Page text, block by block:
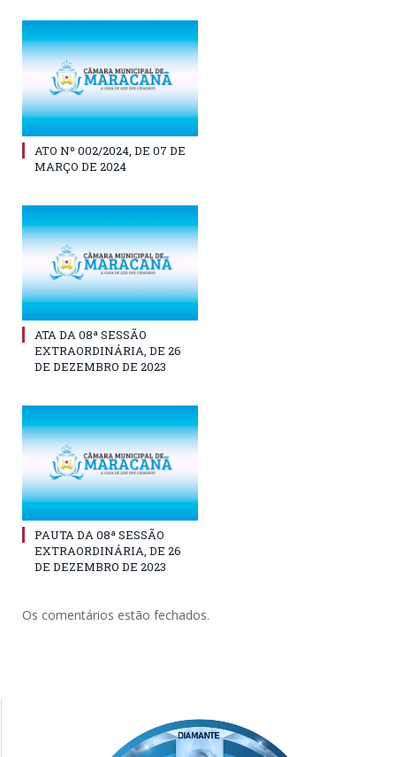
ATO Nº 002/2024, DE 07 DE
MARÇO DE 2024
ATA DA 08ª SESSÃO
EXTRAORDINÁRIA, DE 26
DE DEZEMBRO DE 2023
PAUTA DA 08ª SESSÃO
EXTRAORDINÁRIA, DE 26
DE DEZEMBRO DE 2023
Os comentários estão fechados.